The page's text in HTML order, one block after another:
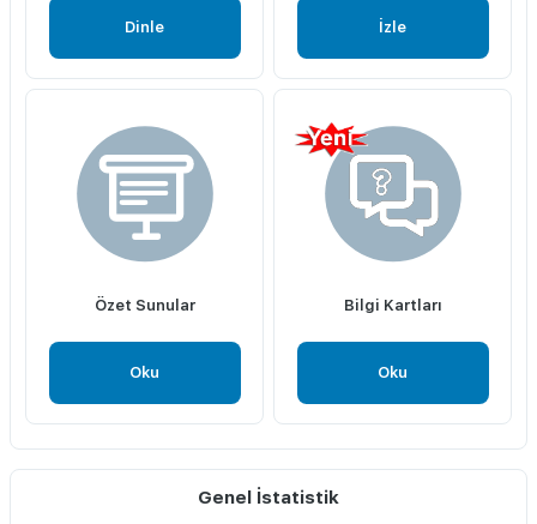
Dinle İzle
Özet Sunular
Oku
Bilgi Kartları
Oku
Genel İstatistik